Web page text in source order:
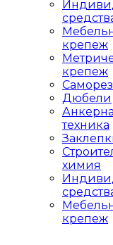
крепеж
крепеж
Дюбели
техника
химия
крепеж